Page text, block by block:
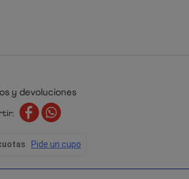
y devoluciones